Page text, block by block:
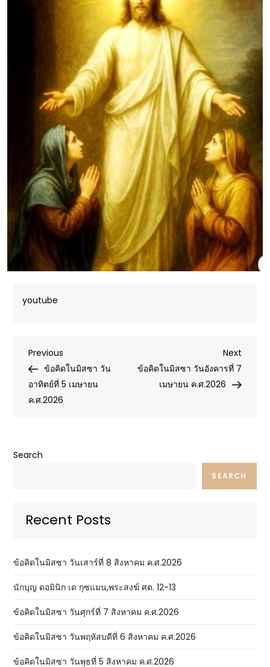
youtube
Post
navigation
Previous
Post
Previous
ข้อคิดในมิสซา วัน
อาทิตย์ที่ 5 เมษายน
ค.ศ.2026
Next
Post
Next
ข้อคิดในมิสซา วันอังคารที่ 7
เมษายน ค.ศ.2026
Search
SEARCH
Recent Posts
ข้อคิดในมิสซา วันเสาร์ที่ 8 สิงหาคม ค.ศ.2026
นักบุญ ดอมินิก เด กุซแมน,พระสงฆ์ ศต. 12-13
ข้อคิดในมิสซา วันศุกร์ที่ 7 สิงหาคม ค.ศ.2026
ข้อคิดในมิสซา วันพฤหัสบดีที่ 6 สิงหาคม ค.ศ.2026
ข้อคิดในมิสซา วันพุธที่ 5 สิงหาคม ค.ศ.2026